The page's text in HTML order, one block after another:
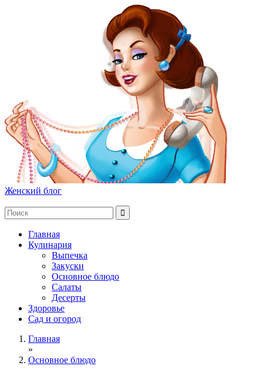
Женский блог
Главная
Кулинария
Выпечка
Закуски
Основное блюдо
Салаты
Десерты
Здоровье
Сад и огород
Главная
»
Основное блюдо